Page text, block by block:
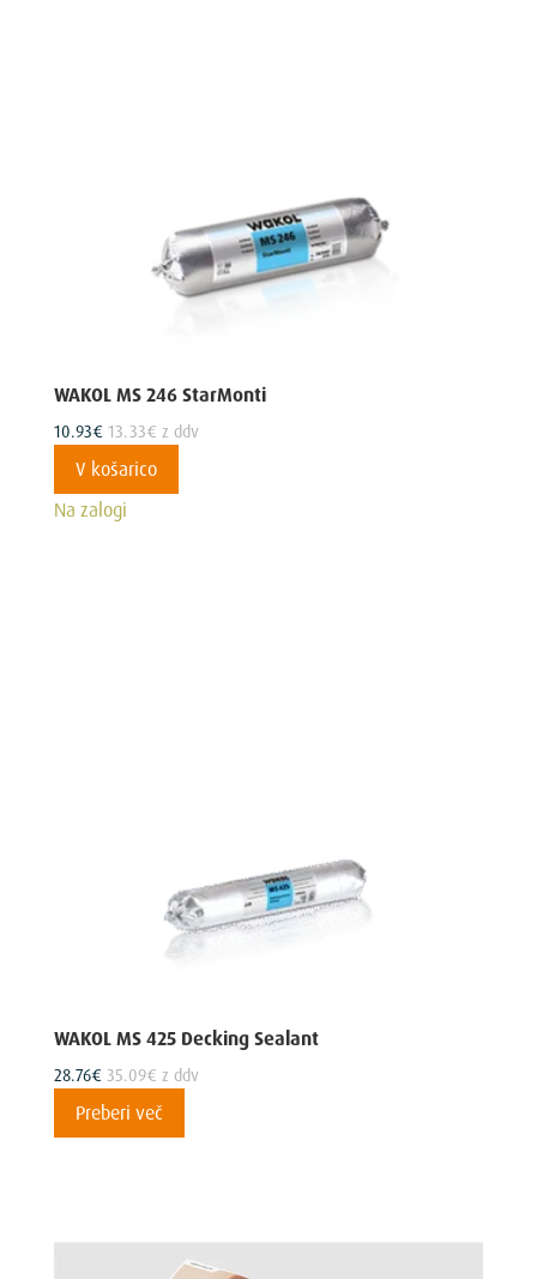
WAKOL MS 246 StarMonti
10.93€ 13.33€ z ddv
V košarico
Na zalogi
WAKOL MS 425 Decking Sealant
28.76€ 35.09€ z ddv
Preberi več